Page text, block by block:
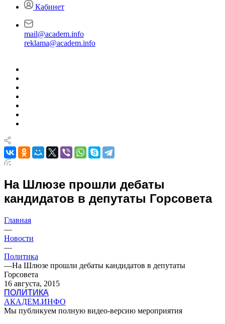
Кабинет
mail@academ.info
reklama@academ.info
На Шлюзе прошли дебаты
кандидатов в депутаты Горсовета
Главная
—
Новости
—
Политика
—На Шлюзе прошли дебаты кандидатов в депутаты
Горсовета
16 августа, 2015
ПОЛИТИКА
АКАДЕМ.ИНФО
Мы публикуем полную видео-версию мероприятия